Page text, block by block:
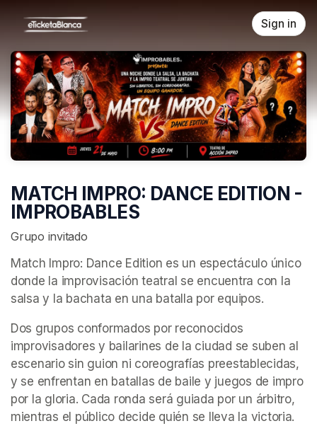
Sign in
MATCH IMPRO: DANCE EDITION -
IMPROBABLES
Grupo invitado
Match Impro: Dance Edition es un espectáculo único
donde la improvisación teatral se encuentra con la
salsa y la bachata en una batalla por equipos.
Dos grupos conformados por reconocidos
improvisadores y bailarines de la ciudad se suben al
escenario sin guion ni coreografías preestablecidas,
y se enfrentan en batallas de baile y juegos de impro
por la gloria. Cada ronda será guiada por un árbitro,
mientras el público decide quién se lleva la victoria.